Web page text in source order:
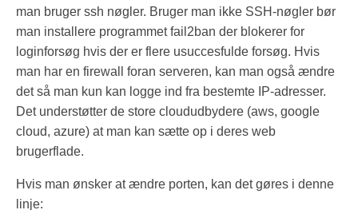
man bruger ssh nøgler. Bruger man ikke SSH-nøgler bør
man installere programmet fail2ban der blokerer for
loginforsøg hvis der er flere usuccesfulde forsøg. Hvis
man har en firewall foran serveren, kan man også ændre
det så man kun kan logge ind fra bestemte IP-adresser.
Det understøtter de store cloududbydere (aws, google
cloud, azure) at man kan sætte op i deres web
brugerflade.
Hvis man ønsker at ændre porten, kan det gøres i denne
linje: